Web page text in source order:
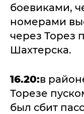
боевиками,
номерами
через Торез
Шахтерска.
16.20:в
Торезе
был сбит